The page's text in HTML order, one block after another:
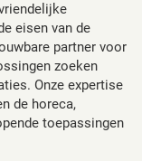
eisen van de
partner voor
zoeken
Onze expertise
de horeca,
toepassingen